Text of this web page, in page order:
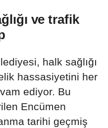
ve trafik
halk sağlığı
hassasiyetini her
ediyor. Bu
Encümen
tarihi geçmiş